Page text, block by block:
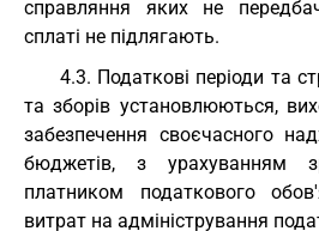
справляння яких не
сплаті не підлягають.
4.3. Податкові періоди та
та зборів установлюються,
забезпечення своєчасного
бюджетів, з урахуванням
платником податкового
витрат на адміністрування